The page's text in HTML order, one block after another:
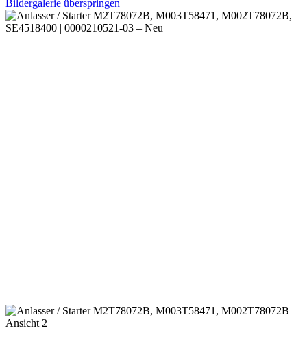
Bildergalerie überspringen